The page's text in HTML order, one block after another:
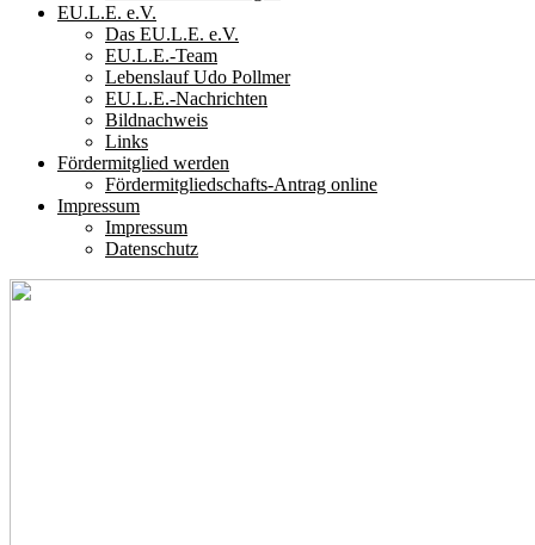
EU.L.E. e.V.
Das EU.L.E. e.V.
EU.L.E.-Team
Lebenslauf Udo Pollmer
EU.L.E.-Nachrichten
Bildnachweis
Links
Fördermitglied werden
Fördermitgliedschafts-Antrag online
Impressum
Impressum
Datenschutz